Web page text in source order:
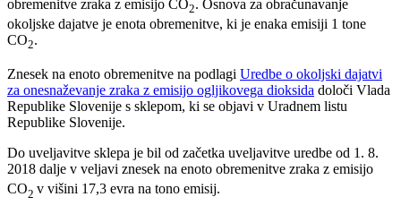
obremenitve zraka z emisijo CO2. Osnova za obračunavanje
okoljske dajatve je enota obremenitve, ki je enaka emisiji 1 tone
CO2.
Znesek na enoto obremenitve na podlagi Uredbe o okoljski dajatvi
za onesnaževanje zraka z emisijo ogljikovega dioksida določi Vlada
Republike Slovenije s sklepom, ki se objavi v Uradnem listu
Republike Slovenije.
Do uveljavitve sklepa je bil od začetka uveljavitve uredbe od 1. 8.
2018 dalje v veljavi znesek na enoto obremenitve zraka z emisijo
CO2 v višini 17,3 evra na tono emisij.